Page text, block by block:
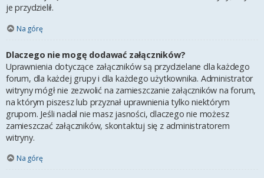
je przydzielił.
Na górę
Dlaczego nie mogę dodawać załączników?
Uprawnienia dotyczące załączników są przydzielane dla każdego
forum, dla każdej grupy i dla każdego użytkownika. Administrator
witryny mógł nie zezwolić na zamieszczanie załączników na forum,
na którym piszesz lub przyznał uprawnienia tylko niektórym
grupom. Jeśli nadal nie masz jasności, dlaczego nie możesz
zamieszczać załączników, skontaktuj się z administratorem
witryny.
Na górę